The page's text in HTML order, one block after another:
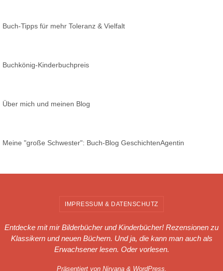
Buch-Tipps für mehr Toleranz & Vielfalt
Buchkönig-Kinderbuchpreis
Über mich und meinen Blog
Meine "große Schwester": Buch-Blog GeschichtenAgentin
IMPRESSUM & DATENSCHUTZ
Entdecke mit mir Bilderbücher und Kinderbücher! Rezensionen zu
Klassikern und neuen Büchern. Und ja, die kann man auch als
Erwachsener lesen. Oder vorlesen.
Präsentiert von Nirvana& WordPress.